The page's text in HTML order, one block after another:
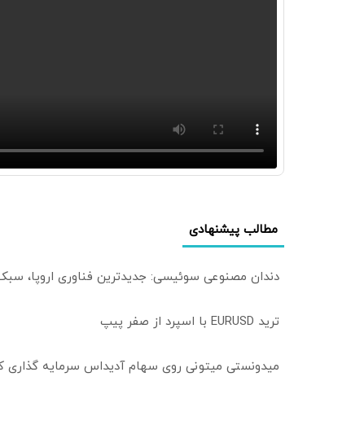
مطالب پیشنهادی
دندان مصنوعی سوئیسی: جدیدترین فناوری اروپا،
ترید EURUSD با اسپرد از صفر پیپ
میدونستی میتونی روی سهام آدیداس سرمایه گذاری